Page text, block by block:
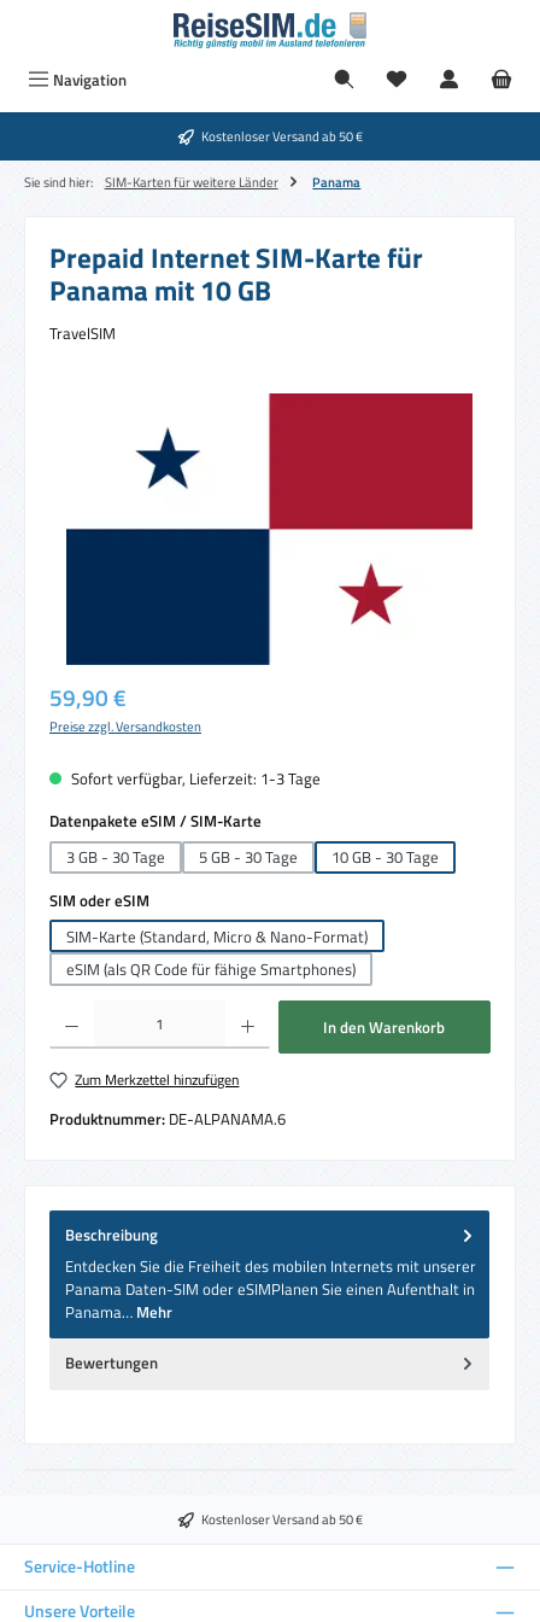
Zum Hauptinhalt springen
Navigation
Kostenloser Versand ab 50 €
Sie sind hier: SIM-Karten für weitere Länder Panama
Prepaid Internet SIM-Karte für
Panama mit 10 GB
TravelSIM
Regulärer Preis:
59,90 €
Preise zzgl. Versandkosten
Sofort verfügbar, Lieferzeit: 1-3 Tage
Datenpakete eSIM / SIM-Karte
3 GB - 30 Tage
5 GB - 30 Tage
10 GB - 30 Tage
SIM oder eSIM
SIM-Karte (Standard, Micro & Nano-Format)
eSIM (als QR Code für fähige Smartphones)
Produkt Anzahl: Gib den gewünschten Wert ein oder benutze die Schaltflächen um
In den Warenkorb
Zum Merkzettel hinzufügen
Produktnummer: DE-ALPANAMA.6
Beschreibung
Entdecken Sie die Freiheit des mobilen Internets mit unserer
Panama Daten-SIM oder eSIMPlanen Sie einen Aufenthalt in
Panama… Mehr
Bewertungen
Kostenloser Versand ab 50 €
Service-Hotline
Unsere Vorteile